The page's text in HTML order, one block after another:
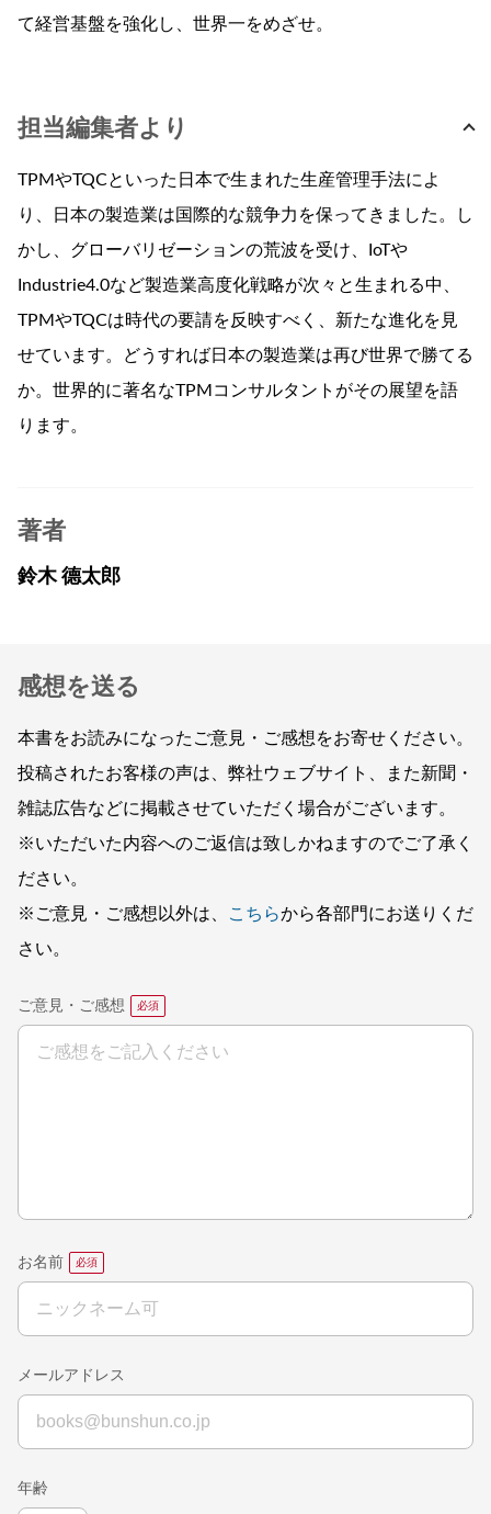
て経営基盤を強化し、世界一をめざせ。
担当編集者より
TPMやTQCといった日本で生まれた生産管理手法によ
り、日本の製造業は国際的な競争力を保ってきました。し
かし、グローバリゼーションの荒波を受け、IoTや
Industrie4.0など製造業高度化戦略が次々と生まれる中、
TPMやTQCは時代の要請を反映すべく、新たな進化を見
せています。どうすれば日本の製造業は再び世界で勝てる
か。世界的に著名なTPMコンサルタントがその展望を語
ります。
著者
鈴木 德太郎
感想を送る
本書をお読みになったご意見・ご感想をお寄せください。
投稿されたお客様の声は、弊社ウェブサイト、また新聞・
雑誌広告などに掲載させていただく場合がございます。
※いただいた内容へのご返信は致しかねますのでご了承く
ださい。
※ご意見・ご感想以外は、
こちらから各部門にお送りくだ
さい。
ご意見・ご感想
お名前
メールアドレス
年齢